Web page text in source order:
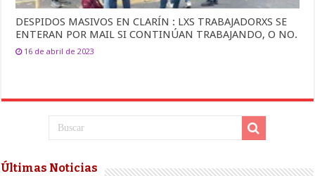
DESPIDOS MASIVOS EN CLARÍN : LXS TRABAJADORXS SE
ENTERAN POR MAIL SI CONTINÚAN TRABAJANDO, O NO.
16 de abril de 2023
Últimas Noticias